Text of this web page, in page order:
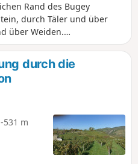
Rand des Bugey
durch Täler und über
über Weiden.
vom Mont Luisandre, weitere
durch die
-531 m